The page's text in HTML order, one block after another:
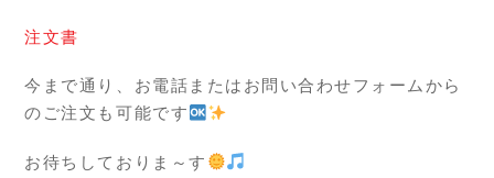
注文書
今まで通り、お電話またはお問い合わせフォームから
のご注文も可能です
お待ちしておりま～す